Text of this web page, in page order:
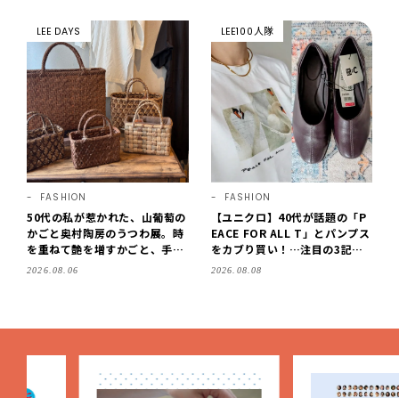
て！」#71】
LEE DAYS
FASHION
50代の私が惹かれた、山葡萄の
かごと奥村陶房のうつわ展。時
を重ねて艶を増すかごと、手仕
事の美しさに出会いました。
2026.08.06
LEE100人隊
FASHION
【ユニクロ】40代が話題の「P
EACE FOR ALL T」とパンプス
をカブり買い！…注目の3記事
をチェック♪【LEE100人隊・2
2026.08.08